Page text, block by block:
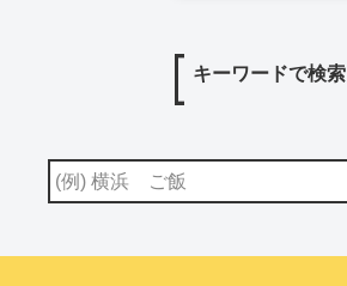
キーワードで検索